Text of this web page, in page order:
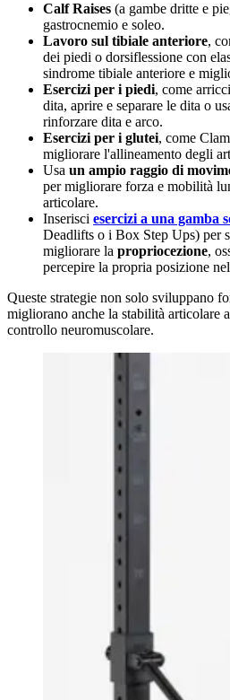
Calf Raises (a gambe dritte e
gastrocnemio e soleo.
Lavoro sul tibiale anteriore,
dei piedi o dorsiflessione con
sindrome tibiale anteriore e
Esercizi per i piedi, come
dita, aprire e separare le dita o
rinforzare dita e arco.
Esercizi per i glutei, come
migliorare l'allineamento degli
Usa un ampio raggio di
per migliorare forza e mobilità
articolare.
Inserisci esercizi a una gamba
Deadlifts o i Box Step Ups) per
migliorare la propriocezione,
percepire la propria posizione
Queste strategie non solo sviluppano
migliorano anche la stabilità articolare
controllo neuromuscolare.